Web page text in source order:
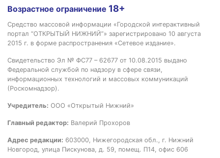
Возрастное ограничение 18+
Средство массовой информации «Городской интерактивный
портал “ОТКРЫТЫЙ НИЖНИЙ”» зарегистрировано 10 августа
2015 г. в форме распространения «Сетевое издание».
Свидетельство Эл № ФС77 – 62677 от 10.08.2015 выдано
Федеральной службой по надзору в сфере связи,
информационных технологий и массовых коммуникаций
(Роскомнадзор).
Учредитель: ООО «Открытый Нижний»
Главный редактор: Валерий Прохоров
Адрес редакции: 603000, Нижегородская обл., г. Нижний
Новгород, улица Пискунова, д. 59, помещ. П14, офис 606